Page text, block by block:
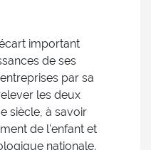
important
de ses
par sa
les deux
siècle, à savoir
de l'enfant et
nationale.